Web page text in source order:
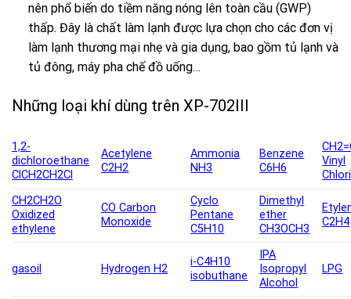
nên phổ biến do tiềm năng nóng lên toàn cầu (GWP)
thấp. Đây là chất làm lạnh được lựa chọn cho các đơn vị
làm lạnh thương mại nhẹ và gia dụng, bao gồm tủ lạnh và
tủ đông, máy pha chế đồ uống…
Những loại khí dùng trên XP-702III
1,2-
dichloroethane
ClCH2CH2Cl
Acetylene
C2H2
Ammonia
NH3
Benzene
C6H6
Vinyl
CH2CH2O
Oxidized
ethylene
CO Carbon
Monoxide
Cyclo
Pentane
C5H10
Dimethyl
ether
CH3OCH3
C2H4
gasoil Hydrogen H2
i-C4H10
isobuthane
IPA
Isopropyl
Alcohol
LPG